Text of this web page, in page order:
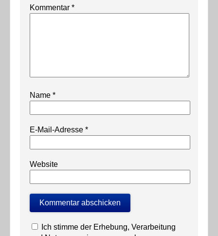
Kommentar *
Name *
E-Mail-Adresse *
Website
Ich stimme der Erhebung, Verarbeitung